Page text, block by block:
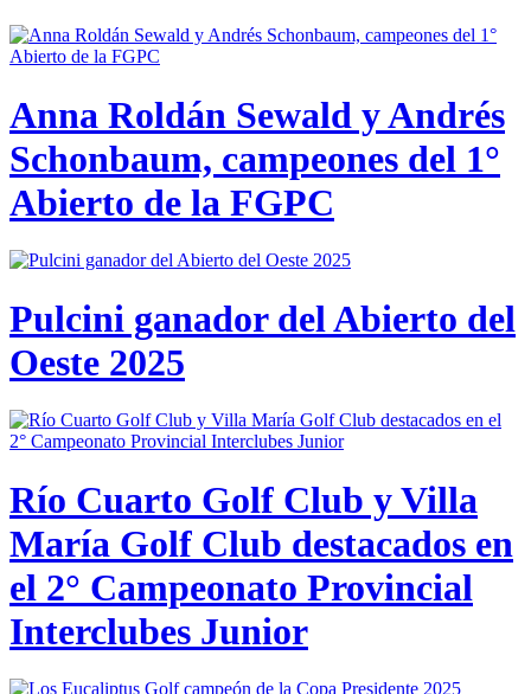
Anna Roldán Sewald y Andrés
Schonbaum, campeones del 1°
Abierto de la FGPC
Pulcini ganador del Abierto del
Oeste 2025
Río Cuarto Golf Club y Villa
María Golf Club destacados en
el 2° Campeonato Provincial
Interclubes Junior